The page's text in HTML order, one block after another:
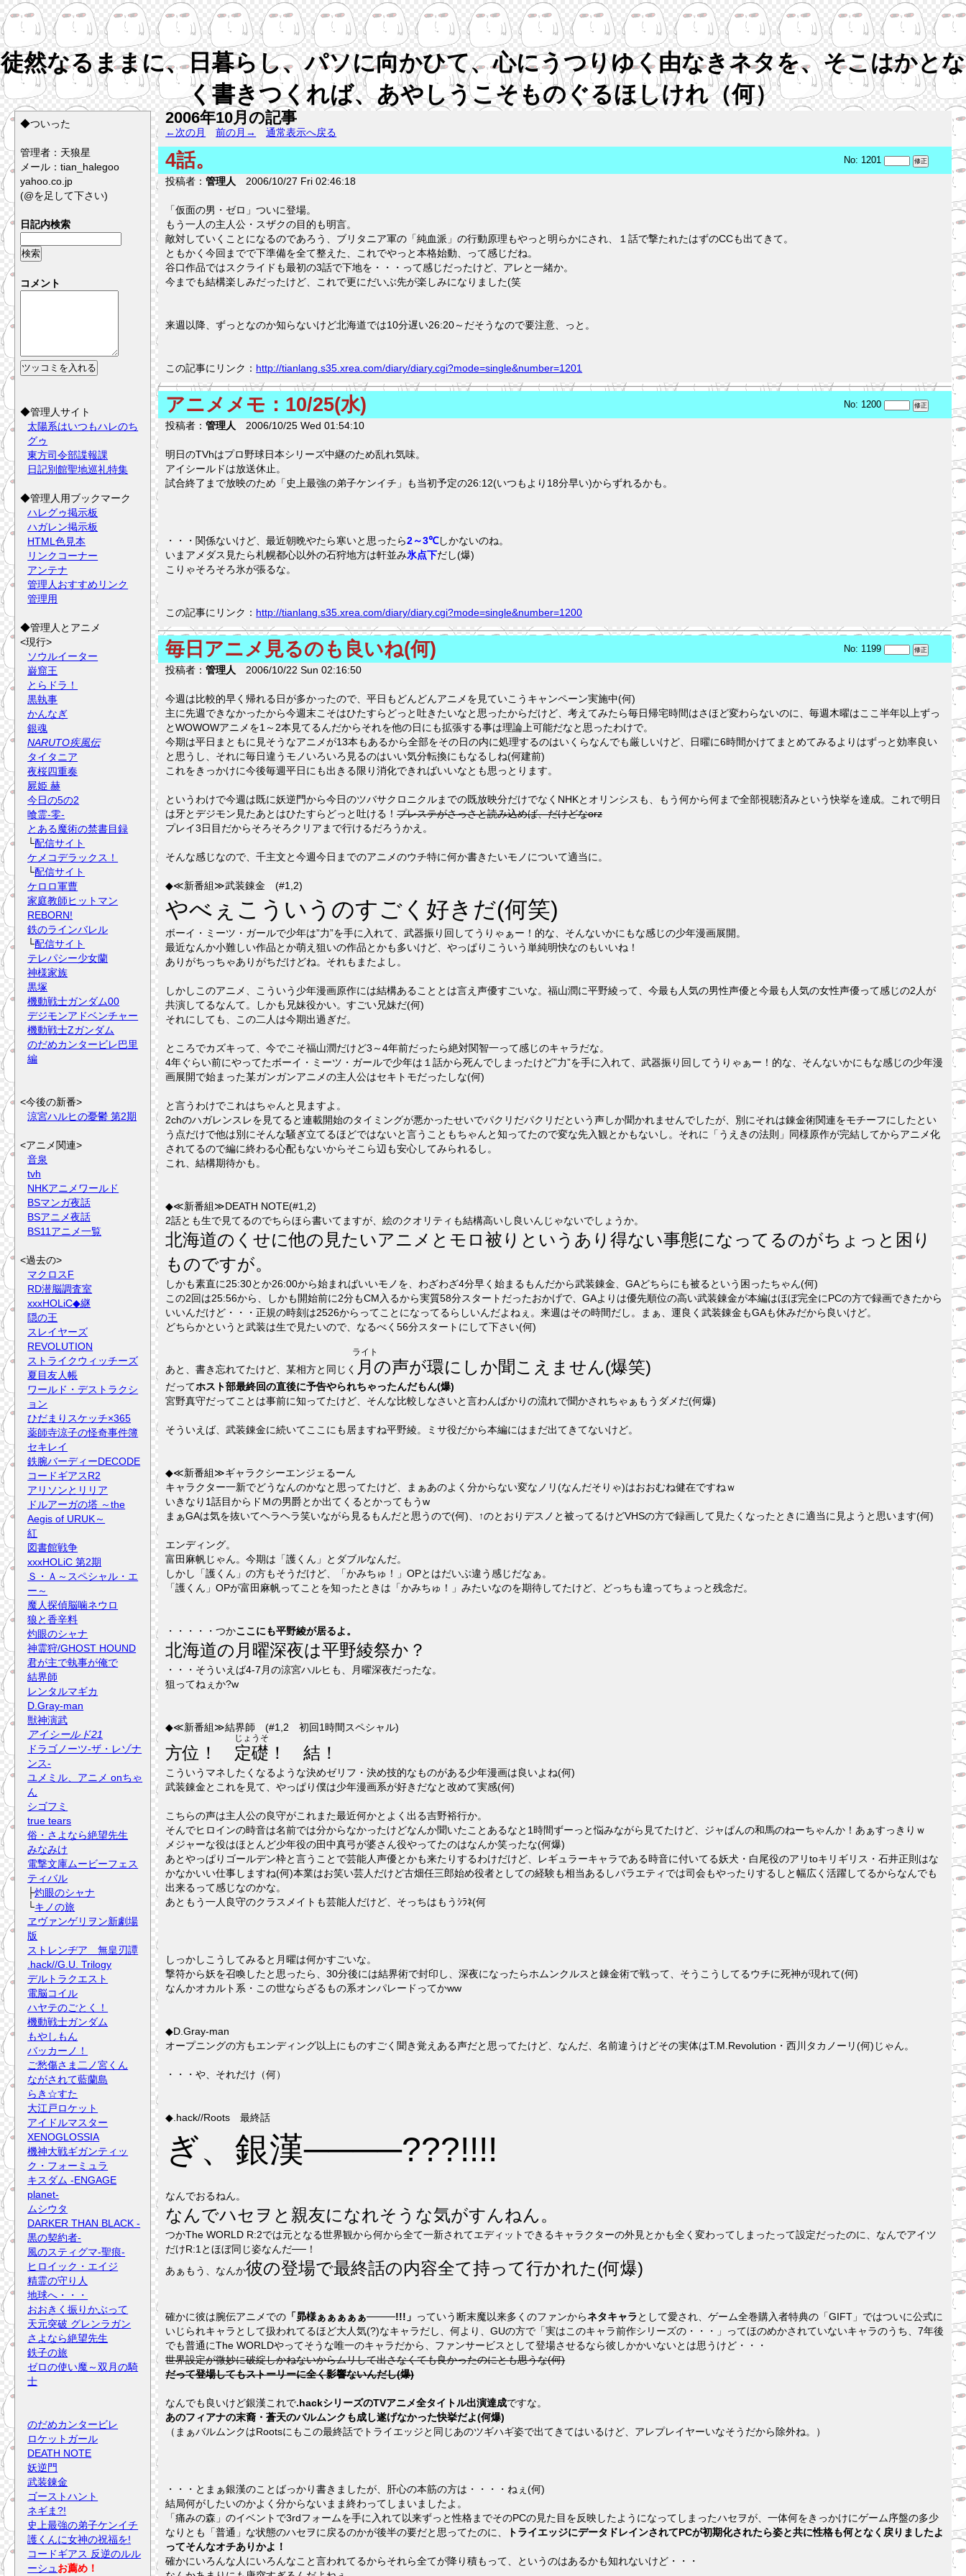
徒然なるままに、日暮らし、パソに向かひて、心にうつりゆく由なきネタを、そこはかとな
く書きつくれば、あやしうこそものぐるほしけれ（何）
2006年10月の記事
←次の月 前の月→ 通常表示へ戻る
4話。 No: 1201
投稿者：管理人 2006/10/27 Fri 02:46:18
「仮面の男・ゼロ」ついに登場。
もう一人の主人公・スザクの目的も明言。
敵対していくことになるのであろう、ブリタニア軍の「純血派」の行動原理もやっと明らかにされ、１話で撃たれたはずのCCも出てきて。
ともかく今回までで下準備を全て整えた、これでやっと本格始動、って感じだね。
谷口作品ではスクライドも最初の3話で下地を・・・って感じだったけど、アレと一緒か。
今までも結構楽しみだったけど、これで更にだいぶ先が楽しみになりました(笑
来週以降、ずっとなのか知らないけど北海道では10分遅い26:20～だそうなので要注意、っと。
この記事にリンク： http://tianlang.s35.xrea.com/diary/diary.cgi?mode=single&number=1201
アニメメモ：10/25(水) No: 1200
投稿者：管理人 2006/10/25 Wed 01:54:10
明日のTVhはプロ野球日本シリーズ中継のため乱れ気味。
アイシールドは放送休止。
試合終了まで放映のため「史上最強の弟子ケンイチ」も当初予定の26:12(いつもより18分早い)からずれるかも。
・・・関係ないけど、最近朝晩やたら寒いと思ったら2～3℃しかないのね。
いまアメダス見たら札幌都心以外の石狩地方は軒並み氷点下だし(爆)
こりゃそろそろ氷が張るな。
この記事にリンク： http://tianlang.s35.xrea.com/diary/diary.cgi?mode=single&number=1200
毎日アニメ見るのも良いね(何) No: 1199
投稿者：管理人 2006/10/22 Sun 02:16:50
今週は比較的早く帰れる日が多かったので、平日もどんどんアニメを見ていこうキャンペーン実施中(何)
主に先週できなかったから今週末こそはひたすらどっと吐きたいなと思ったからだけど、考えてみたら毎日帰宅時間はさほど変わらないのに、毎週木曜はここ半年以上ずっ
とWOWOWアニメを1～2本見てるんだからそれを他の日にも拡張する事は理論上可能だなと思ったわけで。
今期は平日まともに見そうなアニメが13本もあるから全部をその日の内に処理するのはいくらなんでも厳しいけど、日曜に6時間かけてまとめてみるよりはずっと効率良い
と思うし、それに毎日違うモノいろいろ見るのはいい気分転換にもなるしね(何建前)
これをきっかけに今後毎週平日にも出きる限り消化できればいいなとも思っとります。
というわけで今週は既に妖逆門から今日のツバサクロニクルまでの既放映分だけでなくNHKとオリンシスも、もう何から何まで全部視聴済みという快挙を達成。これで明日
は牙とデジモン見たあとはひたすらどっと吐ける！プレステがさっさと読み込めば、だけどなorz
プレイ3日目だからそろそろクリアまで行けるだろうかえ。
そんな感じなので、千主文と今週今日までのアニメのウチ特に何か書きたいモノについて適当に。
◆≪新番組≫武装錬金 (#1,2)
やべぇこういうのすごく好きだ(何笑)
ボーイ・ミーツ・ガールで少年は”力”を手に入れて、武器振り回してうりゃぁー！的な、そんないかにもな感じの少年漫画展開。
最近なんか小難しい作品とか萌え狙いの作品とかも多いけど、やっぱりこういう単純明快なのもいいね！
ありがちっちゃありがちだけどね。それもまたよし。
しかしこのアニメ、こういう少年漫画原作には結構あることとは言え声優すごいな。福山潤に平野綾って、今最も人気の男性声優と今最も人気の女性声優って感じの2人が
共演してるなんて。しかも兄妹役かい。すごい兄妹だ(何)
それにしても、この二人は今期出過ぎだ。
ところでカズキって、今でこそ福山潤だけど3～4年前だったら絶対関智一って感じのキャラだな。
4年ぐらい前にやってたボーイ・ミーツ・ガールで少年は１話から死んでしまったけど”力”を手に入れて、武器振り回してうりゃぁー！的な、そんないかにもな感じの少年漫
画展開で始まった某ガンガンアニメの主人公はセキトモだったしな(何)
と言うわけでこれはちゃんと見ますよ。
2chのハガレンスレを見てると連載開始のタイミングが悪かったせいでパクリだパクリだという声しか聞かれませんでしたが、別にそれは錬金術関連をモチーフにしたとい
う点だけで他は別にそんな騒ぎ立てるほどではないと言うこともちゃんと知ってたので変な先入観とかもないし。それに「うえきの法則」同様原作が完結してからアニメ化
されてるので編に終わる心配もないからそこら辺も安心してみられるし。
これ、結構期待かも。
◆≪新番組≫DEATH NOTE(#1,2)
2話とも生で見てるのでちらほら書いてますが、絵のクオリティも結構高いし良いんじゃないでしょうか。
北海道のくせに他の見たいアニメとモロ被りというあり得ない事態になってるのがちょっと困り
ものですが。
しかも素直に25:30とか26:00から始まればいいモノを、わざわざ4分早く始まるもんだから武装錬金、GAどちらにも被るという困ったちゃん(何)
この2回は25:56から、しかも開始前に2分もCM入るから実質58分スタートだったおかげで、GAよりは優先順位の高い武装錬金が本編はほぼ完全にPCの方で録画できたから
いいんだけど・・・正規の時刻は2526からってことになってるらしいんだよねぇ。来週はその時間だし。まぁ、運良く武装錬金もGAも休みだから良いけど。
どちらかというと武装は生で見たいので、なるべく56分スタートにして下さい(何)
あと、書き忘れてたけど、某相方と同じく 月
ライト
の声が環にしか聞こえません(爆笑)
だってホスト部最終回の直後に予告やられちゃったんだもん(爆)
宮野真守だってことは事前に知ってたけど、そんな比較しなさいと言わんばかりの流れで聞かされちゃぁもうダメだ(何爆)
そういえば、武装錬金に続いてここにも居ますね平野綾。ミサ役だから本編にはまだ出てきてないけど。
◆≪新番組≫ギャラクシーエンジェるーん
キャラクター一新でどうなんのかなと思ってたけど、まぁあのよく分からない変なノリ(なんだそりゃ)はおおむね健在ですねｗ
いきなり1話目からドＭの男爵とか出てくるとかってもうw
まぁGAは気を抜いてヘラヘラ笑いながら見るもんだと思うので(何)、↑のとおりデスノと被ってるけどVHSの方で録画して見たくなったときに適当に見ようと思います(何)
エンディング。
富田麻帆じゃん。今期は「護くん」とダブルなんだ。
しかし「護くん」の方もそうだけど、「かみちゅ！」OPとはだいぶ違う感じだなぁ。
「護くん」OPが富田麻帆ってことを知ったときは「かみちゅ！」みたいなのを期待してたけど、どっちも違ってちょっと残念だ。
・・・・・つかここにも平野綾が居るよ。
北海道の月曜深夜は平野綾祭か？
・・・そういえば4-7月の涼宮ハルヒも、月曜深夜だったな。
狙ってねぇか?w
◆≪新番組≫結界師 (#1,2 初回1時間スペシャル)
方位！ 定礎
じょうそ
！ 結！
こういうマネしたくなるような決めゼリフ・決め技的なものがある少年漫画は良いよね(何)
武装錬金とこれを見て、やっぱり僕は少年漫画系が好きだなと改めて実感(何)
こちらの声は主人公の良守がこれまた最近何かとよく出る吉野裕行か。
そんでヒロインの時音は名前では分からなかったけどなんか聞いたことあるなと1時間ずーっと悩みながら見てたけど、ジャぱんの和馬のねーちゃんか！あぁすっきりｗ
メジャーな役はほとんど少年役の田中真弓が婆さん役やってたのはなんか笑ったな(何爆)
あとやっぱりゴールデン枠と言うことで芸能人声優とかも来たりするわけだけど、レギュラーキャラである時音に付いてる妖犬・白尾役のアリtoキリギリス・石井正則はな
かなかいい仕事しますね(何)本業はお笑い芸人だけど古畑任三郎始め役者としての経験も相当あるしバラエティでは司会もやったりするしと幅広く活躍してるからなんでも
出来るって感じなのかな。
あともう一人良守のクラスメイトも芸能人だけど、そっちはもうｼﾗﾈ(何
しっかしこうしてみると月曜は何かすごいな。
撃符から妖を召喚したと思ったら、30分後には結界術で封印し、深夜になったらホムンクルスと錬金術で戦って、そうこうしてるウチに死神が現れて(何)
なんかオカルト系・この世ならざるもの系オンパレードってかww
◆D.Gray-man
オープニングの方もエンディング以上にものすごく聞き覚えある声だと思ってたけど、なんだ、名前違うけどその実体はT.M.Revolution・西川タカノーリ(何)じゃん。
・・・や、それだけ（何）
◆.hack//Roots 最終話
ぎ、銀漢────???!!!!
なんでおるねん。
なんでハセヲと親友になれそうな気がすんねん。
つかThe WORLD R:2では元となる世界観から何から全て一新されてエディットできるキャラクターの外見とかも全く変わってしまったって設定だったのに、なんでアイツ
だけR:1とほぼ同じ姿なんだ──！
あぁもう、なんか彼の登場で最終話の内容全て持って行かれた(何爆)
確かに彼は腕伝アニメでの 「昴様ぁぁぁぁぁ────!!!」 っていう断末魔以来多くのファンからネタキャラとして愛され、ゲーム全巻購入者特典の「GIFT」ではついに公式に
いじられキャラとして扱われてるほど大人気(?)なキャラだし、何より、GUの方で「実はこのキャラ前作シリーズの・・・」ってほのめかされていないキャラのうち、7年後
でも普通にThe WORLDやってそうな唯一のキャラだから、ファンサービスとして登場させるなら彼しかかいないとは思うけど・・・
世界設定が微妙に破綻しかねないからムリして出さなくても良かったのにとも思うな(何)
だって登場してもストーリーに全く影響ないんだし(爆)
なんでも良いけど銀漢これで.hackシリーズのTVアニメ全タイトル出演達成ですな。
あのフィアナの末裔・蒼天のバルムンクも成し遂げなかった快挙だよ(何爆)
（まぁバルムンクはRootsにもこの最終話でトライエッジと同じあのツギハギ姿で出てきてはいるけど、アレプレイヤーいなそうだから除外ね。）
・・・とまぁ銀漢のことばっかり書きましたが、肝心の本筋の方は・・・・ねぇ(何)
結局何がしたいのかよく分からないまま終わってしまいましたよ。
「痛みの森」のイベントで3rdフォームを手に入れて以来ずっと性格までそのPCの見た目を反映したようになってしまったハセヲが、一体何をきっかけにゲーム序盤の多少
なりとも「普通」な状態のハセヲに戻るのかが後半の要だと思ってたのに、
トライエッジにデータドレインされてPCが初期化されたら姿と共に性格も何となく戻りましたよ
ってそんなオチありかよ！
確かにいろんな人にいろんなこと言われてるからそれら全てが降り積もって、というのはあるかも知れないけど・・・
◆ついった
管理者：天狼星
メール：tian_halegoo
yahoo.co.jp
(@を足して下さい)
日記内検索
コメント
◆管理人サイト
太陽系はいつもハレのち
グゥ
東方司令部諜報課
日記別館聖地巡礼特集
◆管理人用ブックマーク
ハレグゥ掲示板
ハガレン掲示板
HTML色見本
リンクコーナー
アンテナ
管理人おすすめリンク
管理用
◆管理人とアニメ
<現行>
ソウルイーター
巌窟王
とらドラ！
黒執事
かんなぎ
銀魂
NARUTO疾風伝
タイタニア
夜桜四重奏
屍姫 赫
今日の5の2
喰霊-零-
とある魔術の禁書目録
└配信サイト
ケメコデラックス！
└配信サイト
ケロロ軍曹
家庭教師ヒットマン
REBORN!
鉄のラインバレル
└配信サイト
テレパシー少女蘭
神様家族
黒塚
機動戦士ガンダム00
デジモンアドベンチャー
機動戦士Zガンダム
のだめカンタービレ巴里
編
<今後の新番>
涼宮ハルヒの憂鬱 第2期
<アニメ関連>
音泉
tvh
NHKアニメワールド
BSマンガ夜話
BSアニメ夜話
BS11アニメ一覧
<過去の>
マクロスF
RD潜脳調査室
xxxHOLiC◆継
隠の王
スレイヤーズ
REVOLUTION
ストライクウィッチーズ
夏目友人帳
ワールド・デストラクシ
ョン
ひだまりスケッチ×365
薬師寺涼子の怪奇事件簿
セキレイ
鉄腕バーディーDECODE
コードギアスR2
アリソンとリリア
ドルアーガの塔 ～the
Aegis of URUK～
紅
図書館戦争
xxxHOLiC 第2期
Ｓ・Ａ～スペシャル・エ
ー～
魔人探偵脳噛ネウロ
狼と香辛料
灼眼のシャナ
神霊狩/GHOST HOUND
君が主で執事が俺で
結界師
レンタルマギカ
D.Gray-man
獣神演武
アイシールド21
ドラゴノーツ-ザ・レゾナ
ンス-
ユメミル、アニメ onちゃ
ん
シゴフミ
true tears
俗・さよなら絶望先生
みなみけ
電撃文庫ムービーフェス
ティバル
├灼眼のシャナ
└キノの旅
ヱヴァンゲリヲン新劇場
版
ストレンヂア 無皇刃譚
.hack//G.U. Trilogy
デルトラクエスト
電脳コイル
ハヤテのごとく！
機動戦士ガンダム
もやしもん
バッカーノ！
ご愁傷さま二ノ宮くん
ながされて藍蘭島
らき☆すた
大江戸ロケット
アイドルマスター
XENOGLOSSIA
機神大戦ギガンティッ
ク・フォーミュラ
キスダム -ENGAGE
planet-
ムシウタ
DARKER THAN BLACK -
黒の契約者-
風のスティグマ-聖痕-
ヒロイック・エイジ
精霊の守り人
地球へ・・・
おおきく振りかぶって
天元突破 グレンラガン
さよなら絶望先生
鉄子の旅
ゼロの使い魔～双月の騎
士
のだめカンタービレ
ロケットガール
DEATH NOTE
妖逆門
武装錬金
ゴーストハント
ネギま?!
史上最強の弟子ケンイチ
護くんに女神の祝福を!
コードギアス 反逆のルル
ーシュ お薦め！